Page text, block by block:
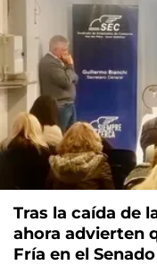
Tras la caída de
ahora advierten
Fría en el Senado